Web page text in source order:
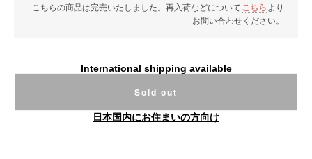
こちらの商品は完売いたしました。再入荷などについて こちら より
お問い合わせください。
International shipping available
Sold out
日本国内にお住まいの方向け